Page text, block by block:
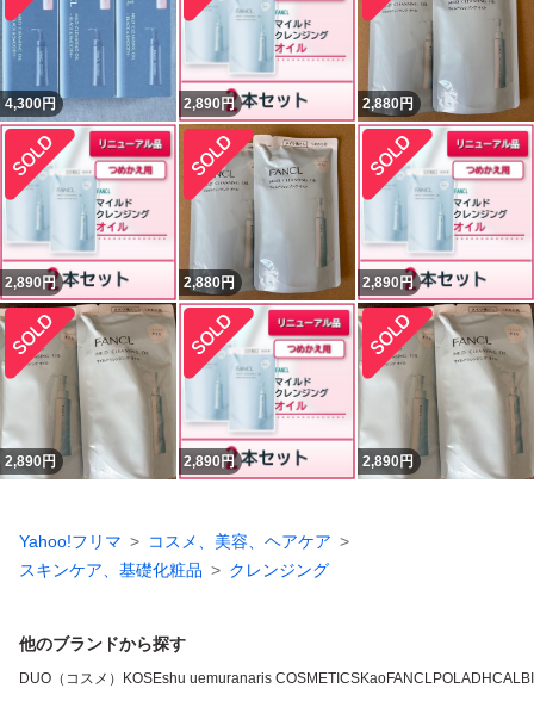
4,300円 2,890 円 2,880円
2,890 円 2,880円 2,890 円
2,890円 2,890 円 2,890円
Yahoo!フリマ
コスメ、美容、ヘアケア
スキンケア、基礎化粧品
クレンジング
他のブランドから探す
DUO（コスメ） KOSEshu uemuranaris COSMETICSKaoFANCLPOLADHC